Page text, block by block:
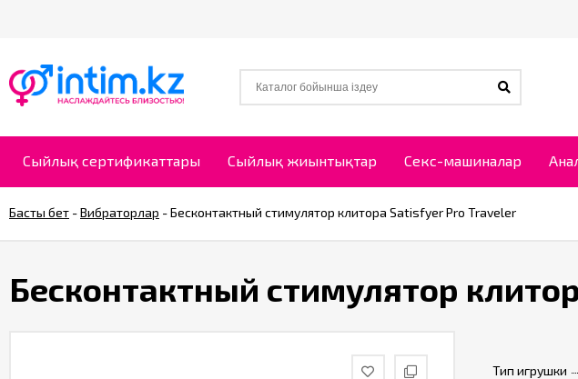
Сыйлық сертификаттары Сыйлық жиынтықтар Секс-машиналар
Басты бет -Вибраторлар -Бесконтактный стимулятор клитора Satisfyer Pro Traveler
Бесконтактный стимулятор
Тип игрушки